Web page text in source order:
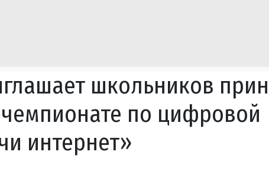
школьников
по цифровой
интернет»